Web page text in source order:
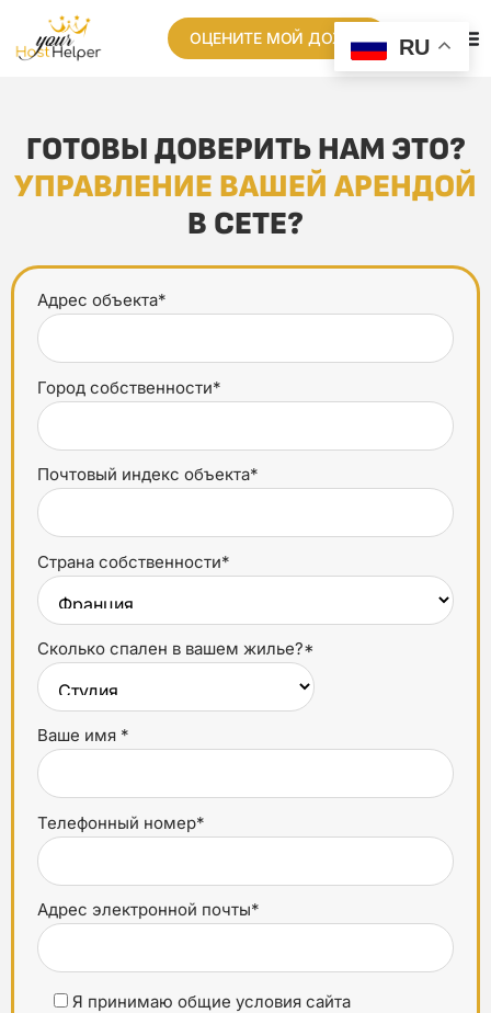
ОЦЕНИТЕ МОЙ ДОХОД
ГОТОВЫ ДОВЕРИТЬ НАМ ЭТО?
УПРАВЛЕНИЕ ВАШЕЙ АРЕНДОЙ
В СЕТЕ?
Адрес объекта*
Город собственности*
Почтовый индекс объекта*
Страна собственности*
Сколько спален в вашем жилье?*
Ваше имя *
Телефонный номер*
Адрес электронной почты*
Я принимаю общие условия сайта
RU